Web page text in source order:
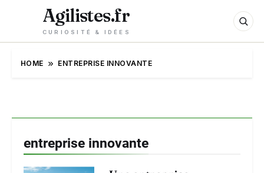
Agilistes.fr
CURIOSITÉ & IDÉES
HOME ENTREPRISE INNOVANTE
entreprise innovante